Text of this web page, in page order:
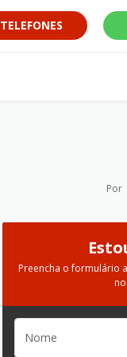
TELEFONES
Por
Preencha o formulário